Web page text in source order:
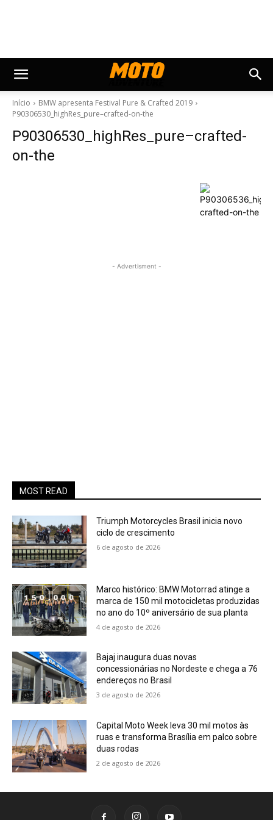
Início
BMW apresenta Festival Pure & Crafted 2019
P90306530_highRes_pure–crafted-on-the
P90306530_highRes_pure–crafted-
on-the
- Advertisment -
MOST READ
Triumph Motorcycles Brasil inicia novo
ciclo de crescimento
6 de agosto de 2026
Marco histórico: BMW Motorrad atinge a
marca de 150 mil motocicletas produzidas
no ano do 10º aniversário de sua planta
4 de agosto de 2026
Bajaj inaugura duas novas
concessionárias no Nordeste e chega a 76
endereços no Brasil
3 de agosto de 2026
Capital Moto Week leva 30 mil motos às
ruas e transforma Brasília em palco sobre
duas rodas
2 de agosto de 2026